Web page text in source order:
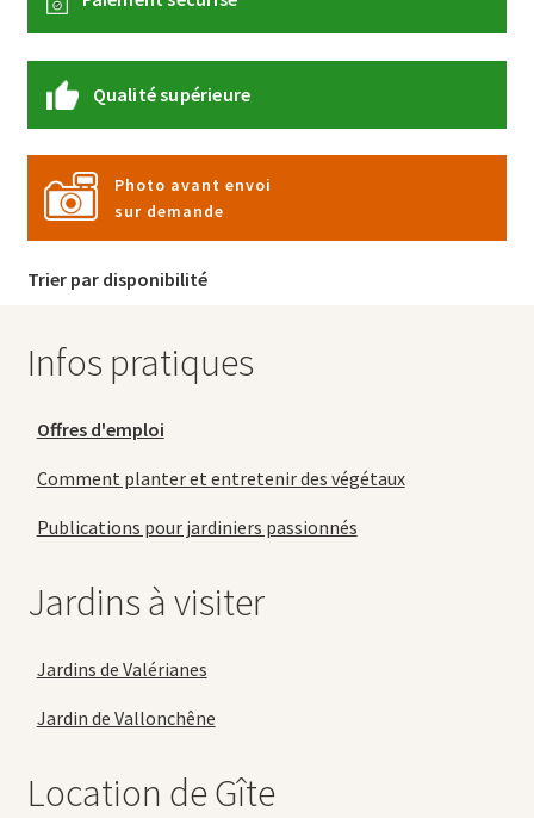
Qualité supérieure
Photo avant envoi
sur demande
Trier par disponibilité
Infos pratiques
Offres d'emploi
Comment planter et entretenir des végétaux
Publications pour jardiniers passionnés
Jardins à visiter
Jardins de Valérianes
Jardin de Vallonchêne
Location de Gîte